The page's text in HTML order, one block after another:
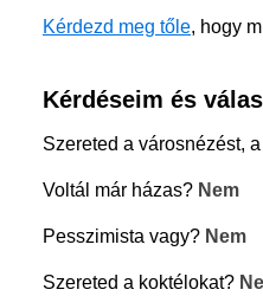
Kérdezd meg tőle, hogy
Kérdéseim és
Szereted a városnézést,
Voltál már házas? Nem
Pesszimista vagy? Nem
Szereted a koktélokat?